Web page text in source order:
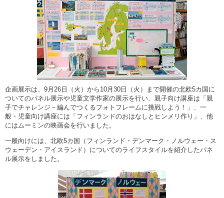
企画展示は、9月26日（火）から10月30日（火）まで開催の北欧5カ国に
ついてのパネル展示や児童文学作家の展示を行い、親子向け講座は「親
子でチャレンジ－編んでつくるフォトフレームに挑戦しよう！」、一
般・児童向け講座には「フィンランドのおはなしとヒンメリ作り」、他
にはムーミンの映画会を行いました。
一般向けには、北欧5カ国（フィンランド・デンマーク・ノルウェー・ス
ウェーデン・アイスランド）についてのライフスタイルを紹介したパネ
ル展示をしました。